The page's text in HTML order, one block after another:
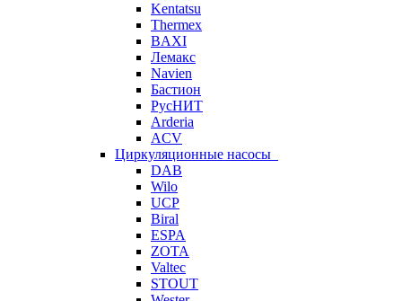
Kentatsu
Thermex
BAXI
Лемакс
Navien
Бастион
РусНИТ
Arderia
ACV
Циркуляционные насосы
DAB
Wilo
UCP
Biral
ESPA
ZOTA
Valtec
STOUT